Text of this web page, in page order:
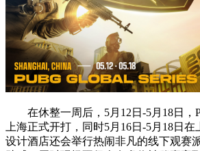
在休整一周后，5月12日-5月18日，
上海正式开打，同时5月16日-5月18日在
设计酒店还会举行热闹非凡的线下观赛